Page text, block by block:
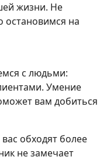
жизни. Не
остановимся на
с людьми:
Умение
вам добиться
обходят более
не замечает